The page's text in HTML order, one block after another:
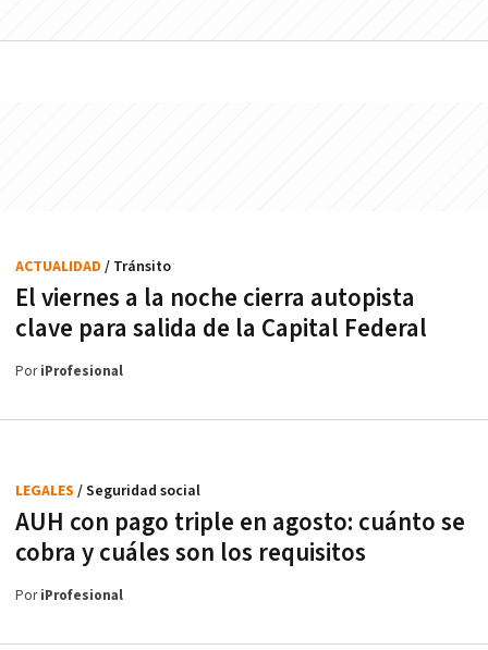
El viernes a la noche cierra autopista
clave para salida de la Capital Federal
ACTUALIDAD / Tránsito
PoriProfesional
AUH con pago triple en agosto: cuánto se
cobra y cuáles son los requisitos
LEGALES / Seguridad social
PoriProfesional